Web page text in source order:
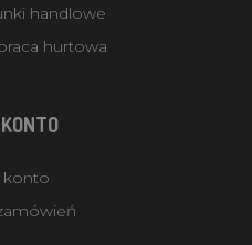
handlowe
hurtowa
konto